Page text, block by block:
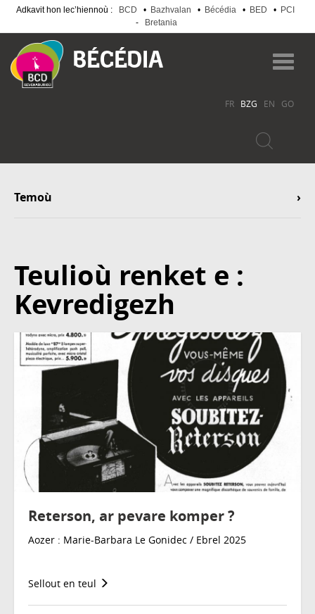
Adkavit hon lec’hiennoù : BCD • Bazhvalan • Bécédia • BED • PCI
-
Bretania
main
content
FR BZG EN GO
Temoù
Teulioù renket e :
Kevredigezh
Reterson, ar pevare komper ?
Aozer : Marie-Barbara Le Gonidec / Ebrel 2025
Sellout en teul